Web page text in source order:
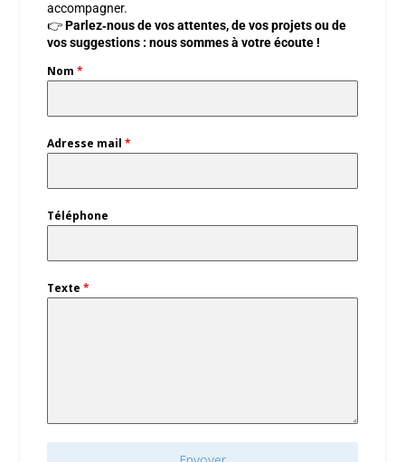
accompagner.
👉Parlez‑nous de vos attentes, de vos projets ou de
vos suggestions : nous sommes à votre écoute !
Nom*
Adresse mail*
Téléphone
Texte*